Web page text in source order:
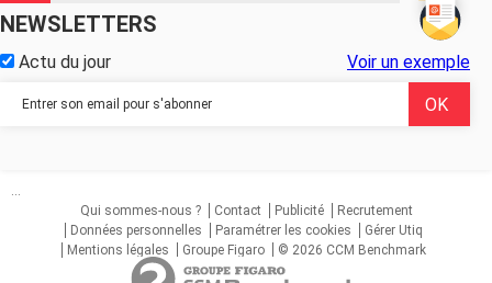
NEWSLETTERS
Actu du jour Voir un exemple
...
Qui sommes-nous ?
Contact Publicité
Recrutement
Données personnelles
Paramétrer les cookies
Gérer Utiq
Mentions légales
Groupe Figaro © 2026 CCM Benchmark